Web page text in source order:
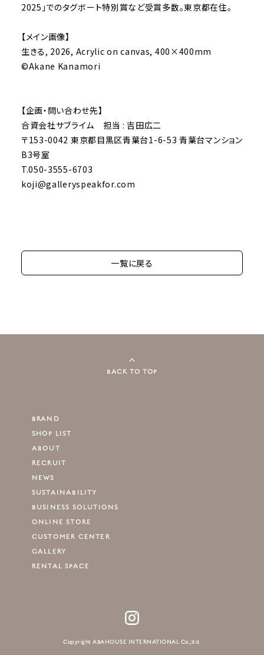
2025」でのタグボート特別賞など受賞多数。東京都在住。
【メイン画像】
生きる, 2026, Acrylic on canvas, 400×400mm
©Akane Kanamori
【企画・問い合わせ先】
合資会社サブライム 担当 : 吉田広二
〒153-0042 東京都目黒区青葉台1-6-53 青葉台マンション
B3号室
T.050-3555-6703
koji@galleryspeakfor.com
一覧に戻る
BACK TO TOP
BRAND
SHOP LIST
ABOUT
RECRUIT
NEWS
SUSTAINABILITY
BUSINESS SOLUTIONS
ONLINE STORE
CUSTOMER CENTER
GALLERY
RENTAL SPACE
Copyright ABAHOUSE INTERNATIONAL Co.,ltd.